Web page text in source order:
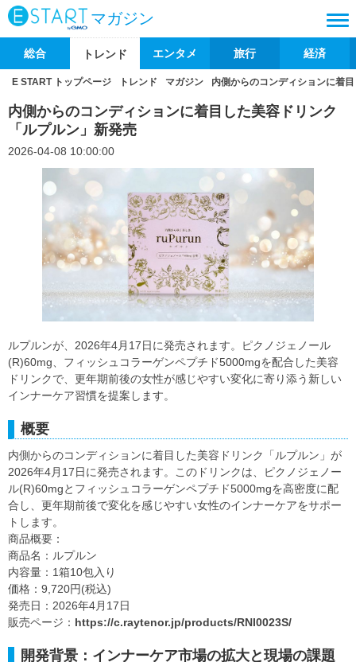
マガジン
総合 トレンド エンタメ 旅行 経済
E START トップページ トレンド マガジン 内側からのコンディションに着
内側からのコンディションに着目した美容ドリンク
「ルプルン」新発売
2026-04-08 10:00:00
ルプルンが、2026年4月17日に発売されます。ピクノジェノール
(R)60mg、フィッシュコラーゲンペプチド5000mgを配合した美容
ドリンクで、更年期前後の女性が感じやすい変化に寄り添う新しい
インナーケア習慣を提案します。
概要
内側からのコンディションに着目した美容ドリンク「ルプルン」が
2026年4月17日に発売されます。このドリンクは、ピクノジェノー
ル(R)60mgとフィッシュコラーゲンペプチド5000mgを高密度に配
合し、更年期前後で変化を感じやすい女性のインナーケアをサポー
トします。
商品概要：
商品名：ルプルン
内容量：1箱10包入り
価格：9,720円(税込)
発売日：2026年4月17日
販売ページ： https://c.raytenor.jp/products/RNI0023S/
開発背景：インナーケア市場の拡大と現場の課題